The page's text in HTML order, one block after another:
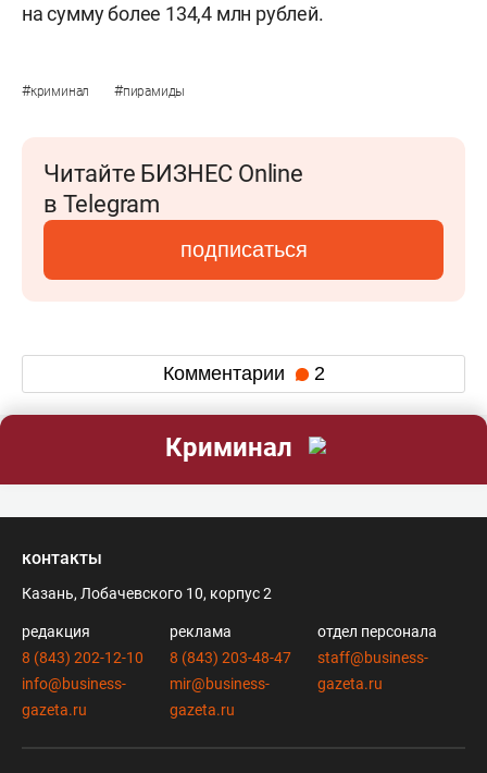
на сумму более 134,4 млн рублей.
#криминал #пирамиды
Читайте БИЗНЕС Online
в Telegram
подписаться
Комментарии 2
Криминал
контакты
Казань, Лобачевского 10, корпус 2
редакция
8 (843) 202-12-10
info@business-
gazeta.ru
реклама
8 (843) 203-48-47
mir@business-
gazeta.ru
отдел персонала
staff@business-
gazeta.ru